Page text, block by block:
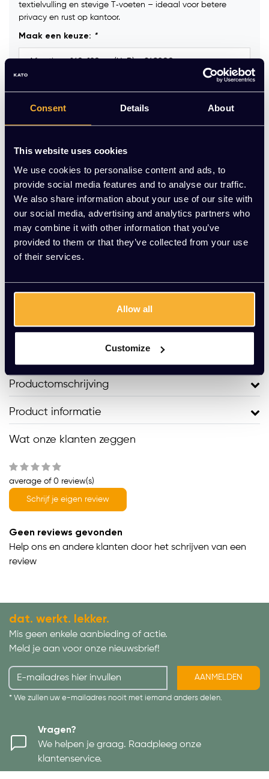
Consent Details About
This website uses cookies
We use cookies to personalise content and ads, to
provide social media features and to analyse our traffic.
We also share information about your use of our site with
our social media, advertising and analytics partners who
may combine it with other information that you’ve
provided to them or that they’ve collected from your use
of their services.
Allow all
Customize
textielvulling en stevige T‑voeten – ideaal voor betere
privacy en rust op kantoor.
Maak een keuze: *
Op voorraad
Vraag jouw persoonlijke aanbieding aan
Gratis montage
Productomschrijving
Product informatie
Wat onze klanten zeggen
average of 0 review(s)
Schrijf je eigen review
Geen reviews gevonden
Help ons en andere klanten door het schrijven van een
review
dat. werkt. lekker.
Mis geen enkele aanbieding of actie.
Meld je aan voor onze nieuwsbrief!
AANMELDEN
* We zullen uw e-mailadres nooit met iemand anders delen.
Vragen?
We helpen je graag. Raadpleeg onze
klantenservice.